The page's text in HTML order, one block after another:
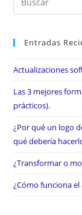
Entradas
Actualizaciones
Las 3 mejores
prácticos).
¿Por qué un logo
qué debería
¿Transformar o
¿Cómo funciona